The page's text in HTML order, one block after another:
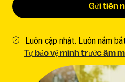
Gửi tiền
Luôn cập nhật. Luôn nắm
Tự bảo vệ mình trước âm